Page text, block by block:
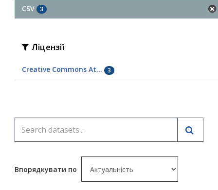
CSV 3
Ліцензії
Creative Commons At... 3
Впорядкувати по